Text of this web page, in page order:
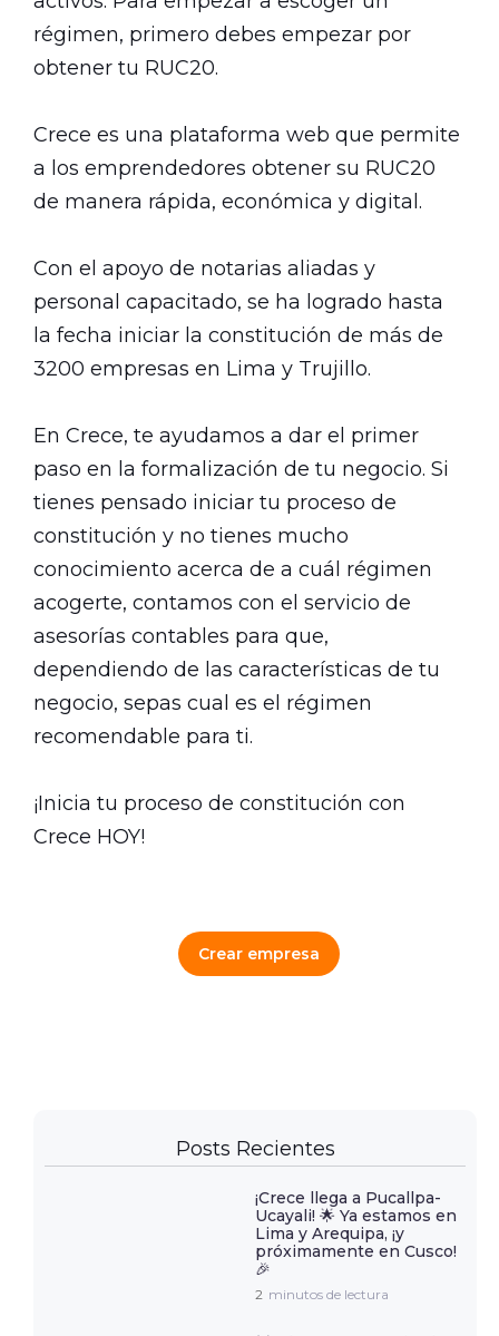
régimen, primero debes empezar por
obtener tu RUC20.
Crece es una plataforma web que permite
a los emprendedores obtener su RUC20
de manera rápida, económica y digital.
Con el apoyo de notarias aliadas y
personal capacitado, se ha logrado hasta
la fecha iniciar la constitución de más de
3200 empresas en Lima y Trujillo.
En Crece, te ayudamos a dar el primer
paso en la formalización de tu negocio. Si
tienes pensado iniciar tu proceso de
constitución y no tienes mucho
conocimiento acerca de a cuál régimen
acogerte, contamos con el servicio de
asesorías contables para que,
dependiendo de las características de tu
negocio, sepas cual es el régimen
recomendable para ti.
¡Inicia tu proceso de constitución con
Crece HOY!
Crear empresa
Posts Recientes
¡Crece llega a Pucallpa-
Ucayali! 🌟 Ya estamos en
Lima y Arequipa, ¡y
próximamente en Cusco!
🎉
2 minutos de lectura